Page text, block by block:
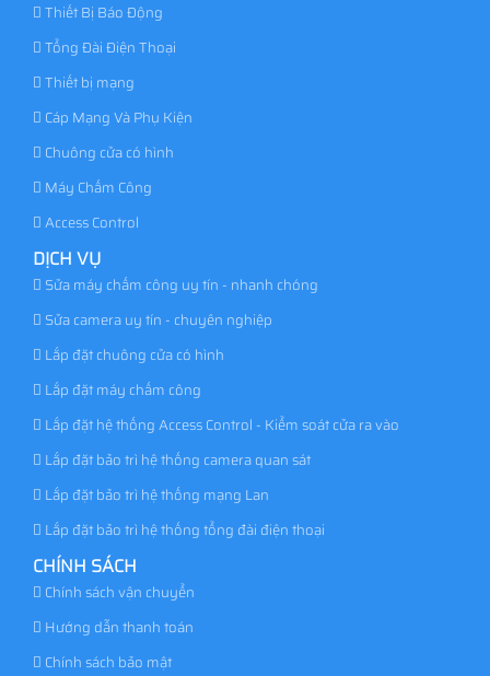
Thiết Bị Báo Động
Tổng Đài Điện Thoại
Thiết bị mạng
Cáp Mạng Và Phụ Kiện
Chuông cửa có hình
Máy Chấm Công
Access Control
DỊCH VỤ
Sửa máy chấm công uy tín - nhanh chóng
Sửa camera uy tín - chuyên nghiệp
Lắp đặt chuông cửa có hình
Lắp đặt máy chấm công
Lắp đặt hệ thống Access Control - Kiểm soát cửa ra vào
Lắp đặt bảo trì hệ thống camera quan sát
Lắp đặt bảo trì hệ thống mạng Lan
Lắp đặt bảo trì hệ thống tổng đài điện thoại
CHÍNH SÁCH
Chính sách vận chuyển
Hướng dẫn thanh toán
Chính sách bảo mật